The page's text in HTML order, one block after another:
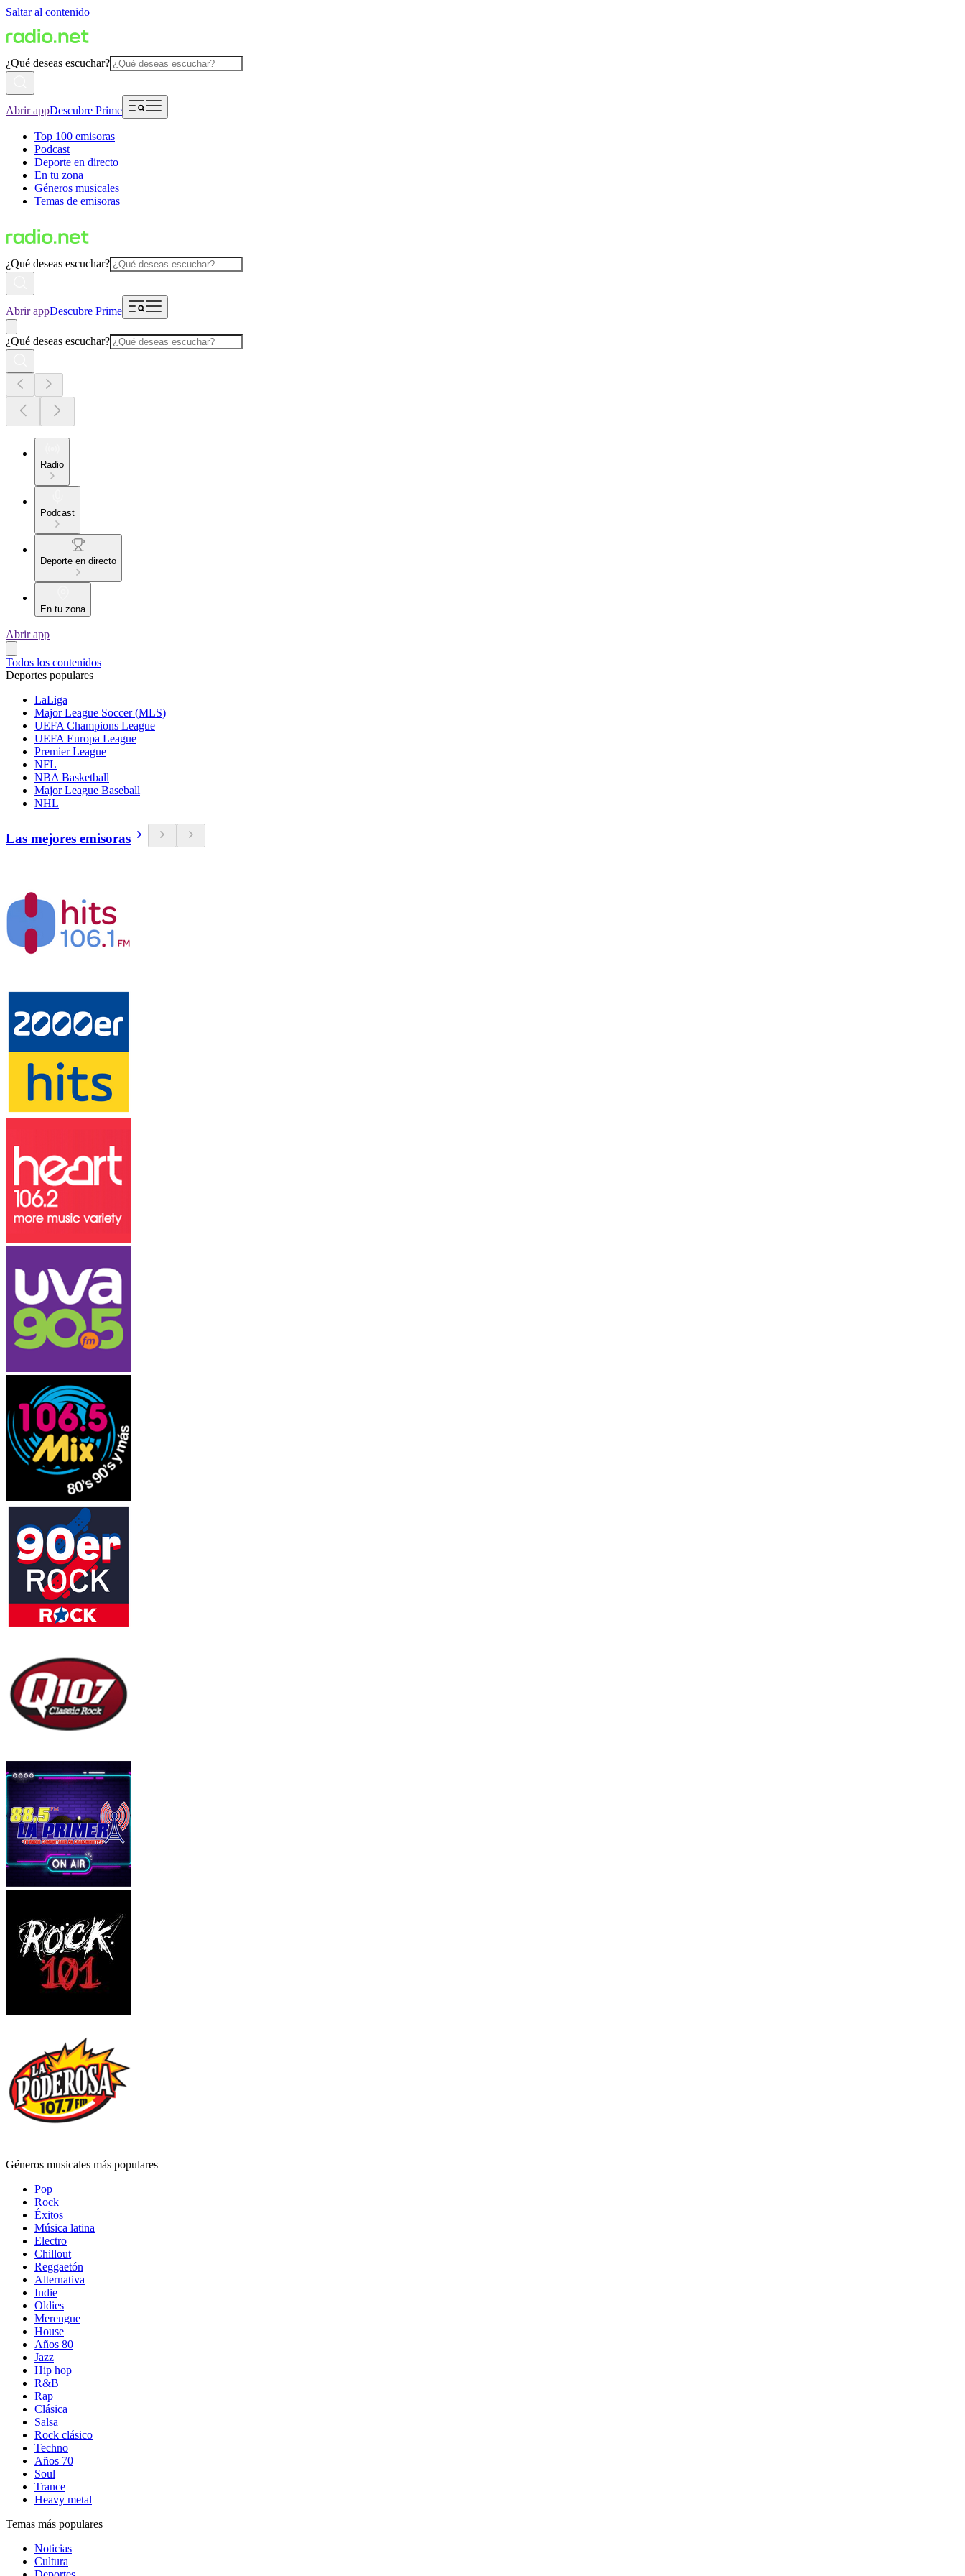
Saltar al contenido
¿Qué deseas escuchar?
Abrir appDescubre Prime
Top 100 emisoras
Podcast
Deporte en directo
En tu zona
Géneros musicales
Temas de emisoras
¿Qué deseas escuchar?
Abrir appDescubre Prime
¿Qué deseas escuchar?
Radio
Podcast
Deporte en directo
En tu zona
Abrir app
Todos los contenidos
Deportes populares
LaLiga
Major League Soccer (MLS)
UEFA Champions League
UEFA Europa League
Premier League
NFL
NBA Basketball
Major League Baseball
NHL
Las mejores emisoras
Géneros musicales más populares
Pop
Rock
Éxitos
Música latina
Electro
Chillout
Reggaetón
Alternativa
Indie
Oldies
Merengue
House
Años 80
Jazz
Hip hop
R&B
Rap
Clásica
Salsa
Rock clásico
Techno
Años 70
Soul
Trance
Heavy metal
Temas más populares
Noticias
Cultura